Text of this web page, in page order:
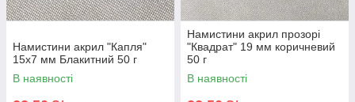
Намистини акрил "Капля"
15х7 мм Блакитний 50 г
В наявності
Намистини акрил прозорі
"Квадрат" 19 мм коричневий
50 г
В наявності